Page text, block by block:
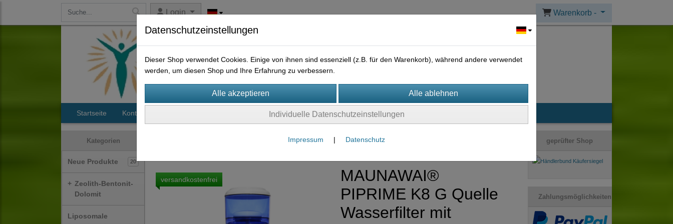
Login Warenkorb -
Startseite Kontakt
Kategorien
Neue Produkte 20
+ Zeolith-Bentonit-
Dolomit
Liposomale
versandkostenfrei
MAUNAWAI®
PIPRIME K8 G Quelle
Wasserfilter mit
geprüfter Shop
Zahlungsmöglichkeiten
Datenschutzeinstellungen
Dieser Shop verwendet Cookies. Einige von ihnen sind essenziell (z.B. für den Warenkorb), während andere verwendet
werden, um diesen Shop und Ihre Erfahrung zu verbessern.
Individuelle Datenschutzeinstellungen
Impressum | Datenschutz